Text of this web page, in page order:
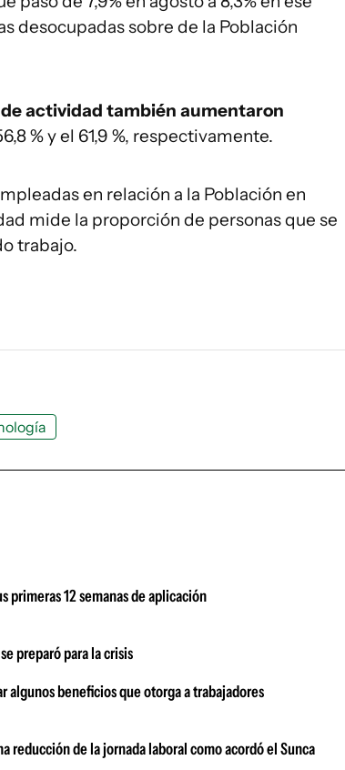
desocupadas sobre de la Población
actividad también aumentaron
% y el 61,9 %, respectivamente.
en relación a la Población en
mide la proporción de personas que se
trabajo.
primeras 12 semanas de aplicación
preparó para la crisis
algunos beneficios que otorga a trabajadores
reducción de la jornada laboral como acordó el Sunca